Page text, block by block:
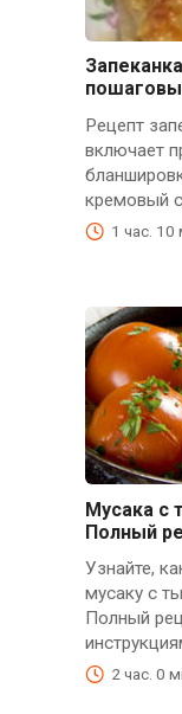
Рецепт
включает
кремовый
1 час. 10
Мусака с
Полный
Узнайте,
мусаку с
Полный
2 час. 0